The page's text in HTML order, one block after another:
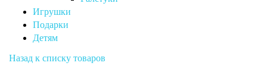
Игрушки
Подарки
Детям
Назад к списку товаров